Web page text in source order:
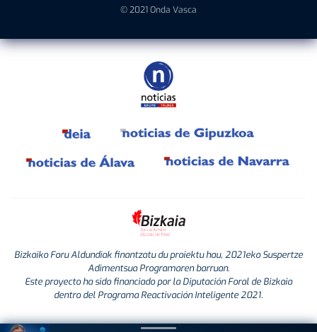
© 2021 Onda Vasca
Bizkaiko Foru Aldundiak finantzatu du proiektu hau, 2021eko Suspertze
Adimentsua Programaren barruan.
Este proyecto ha sido financiado por la Diputación Foral de Bizkaia
dentro del Programa Reactivación Inteligente 2021.